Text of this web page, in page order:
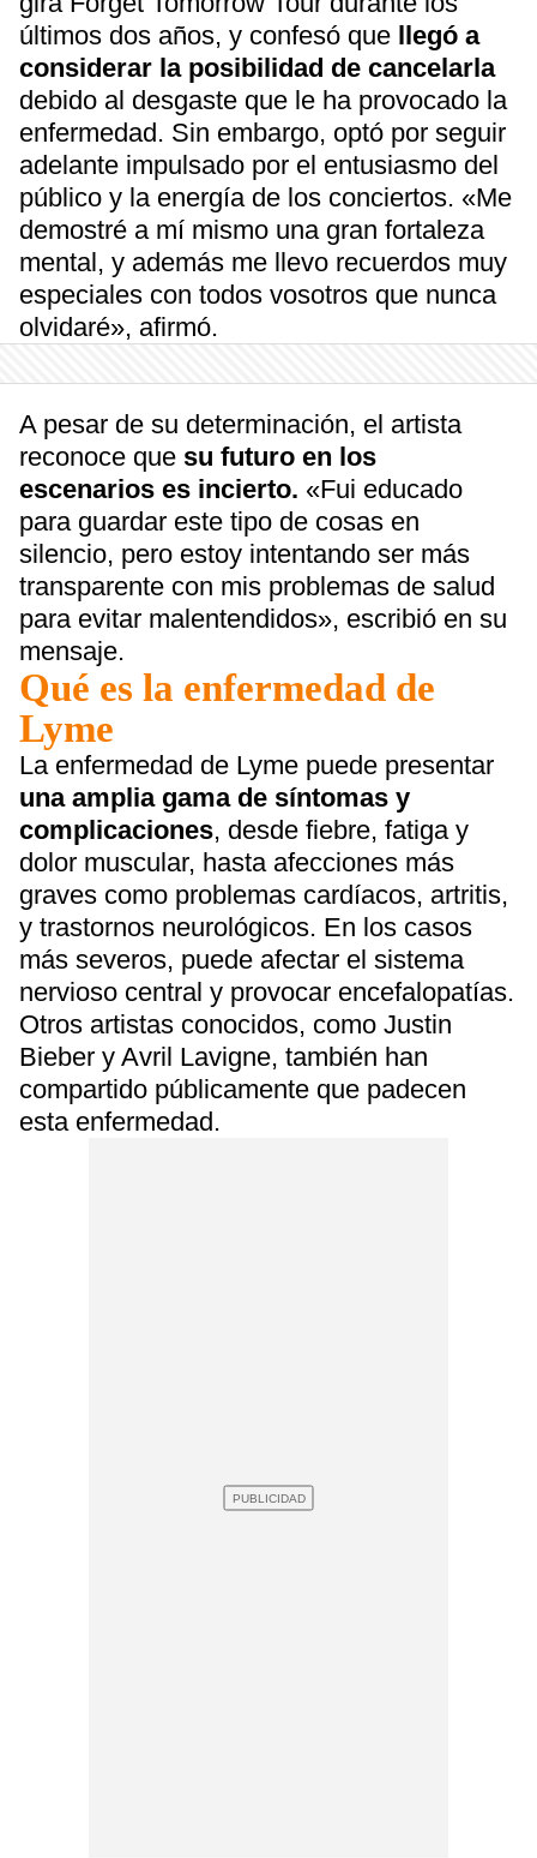
últimos dos años, y confesó que llegó a
considerar la posibilidad de cancelarla
debido al desgaste que le ha provocado la
enfermedad. Sin embargo, optó por seguir
adelante impulsado por el entusiasmo del
público y la energía de los conciertos. «Me
demostré a mí mismo una gran fortaleza
mental, y además me llevo recuerdos muy
especiales con todos vosotros que nunca
olvidaré», afirmó.
A pesar de su determinación, el artista
reconoce que su futuro en los
escenarios es incierto. «Fui educado
para guardar este tipo de cosas en
silencio, pero estoy intentando ser más
transparente con mis problemas de salud
para evitar malentendidos», escribió en su
mensaje.
Qué es la enfermedad de
Lyme
La enfermedad de Lyme puede presentar
una amplia gama de síntomas y
complicaciones, desde fiebre, fatiga y
dolor muscular, hasta afecciones más
graves como problemas cardíacos, artritis,
y trastornos neurológicos. En los casos
más severos, puede afectar el sistema
nervioso central y provocar encefalopatías.
Otros artistas conocidos, como Justin
Bieber y Avril Lavigne, también han
compartido públicamente que padecen
esta enfermedad.